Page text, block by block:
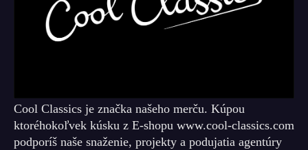
Cool Classics je značka našeho merču. Kúpou
ktoréhokoľvek kúsku z E-shopu www.cool-classics.com
podporíš naše snaženie, projekty a podujatia agentúry